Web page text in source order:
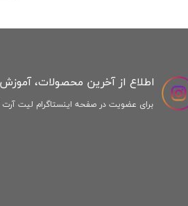
اطلاع از آخرین محصولات،
برای عضویت در صفحه اینستاگرام لیت